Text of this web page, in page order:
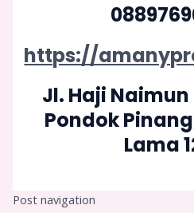
https://
Jl. Haji Naimun
Pondok
Lama
Post navigation